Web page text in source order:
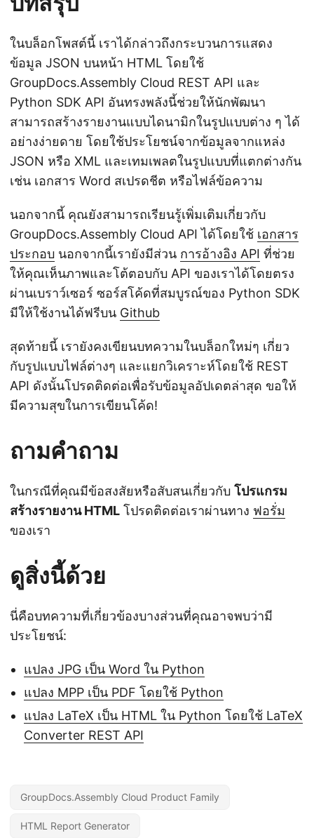
ในบล็อกโพสต์นี้ เราได้กล่าวถึงกระบวนการแสดง
ข้อมูล JSON บนหน้า HTML โดยใช้
GroupDocs.Assembly Cloud REST API และ
Python SDK API อันทรงพลังนี้ช่วยให้นักพัฒนา
สามารถสร้างรายงานแบบไดนามิกในรูปแบบต่าง ๆ ได้
อย่างง่ายดาย โดยใช้ประโยชน์จากข้อมูลจากแหล่ง
JSON หรือ XML และเทมเพลตในรูปแบบที่แตกต่างกัน
เช่น เอกสาร Word สเปรดชีต หรือไฟล์ข้อความ
นอกจากนี้ คุณยังสามารถเรียนรู้เพิ่มเติมเกี่ยวกับ
GroupDocs.Assembly Cloud API ได้โดยใช้ เอกสาร
ประกอบ นอกจากนี้เรายังมีส่วน การอ้างอิง API ที่ช่วย
ให้คุณเห็นภาพและโต้ตอบกับ API ของเราได้โดยตรง
ผ่านเบราว์เซอร์ ซอร์สโค้ดที่สมบูรณ์ของ Python SDK
มีให้ใช้งานได้ฟรีบน Github
สุดท้ายนี้ เรายังคงเขียนบทความในบล็อกใหม่ๆ เกี่ยว
กับรูปแบบไฟล์ต่างๆ และแยกวิเคราะห์โดยใช้ REST
API ดังนั้นโปรดติดต่อเพื่อรับข้อมูลอัปเดตล่าสุด ขอให้
มีความสุขในการเขียนโค้ด!
ถามคำถาม
ในกรณีที่คุณมีข้อสงสัยหรือสับสนเกี่ยวกับ โปรแกรม
สร้างรายงาน HTML โปรดติดต่อเราผ่านทาง ฟอรั่ม
ของเรา
ดูสิ่งนี้ด้วย
นี่คือบทความที่เกี่ยวข้องบางส่วนที่คุณอาจพบว่ามี
ประโยชน์:
แปลง JPG เป็น Word ใน Python
แปลง MPP เป็น PDF โดยใช้ Python
แปลง LaTeX เป็น HTML ใน Python โดยใช้ LaTeX
Converter REST API
GroupDocs.Assembly Cloud Product Family
HTML Report Generator